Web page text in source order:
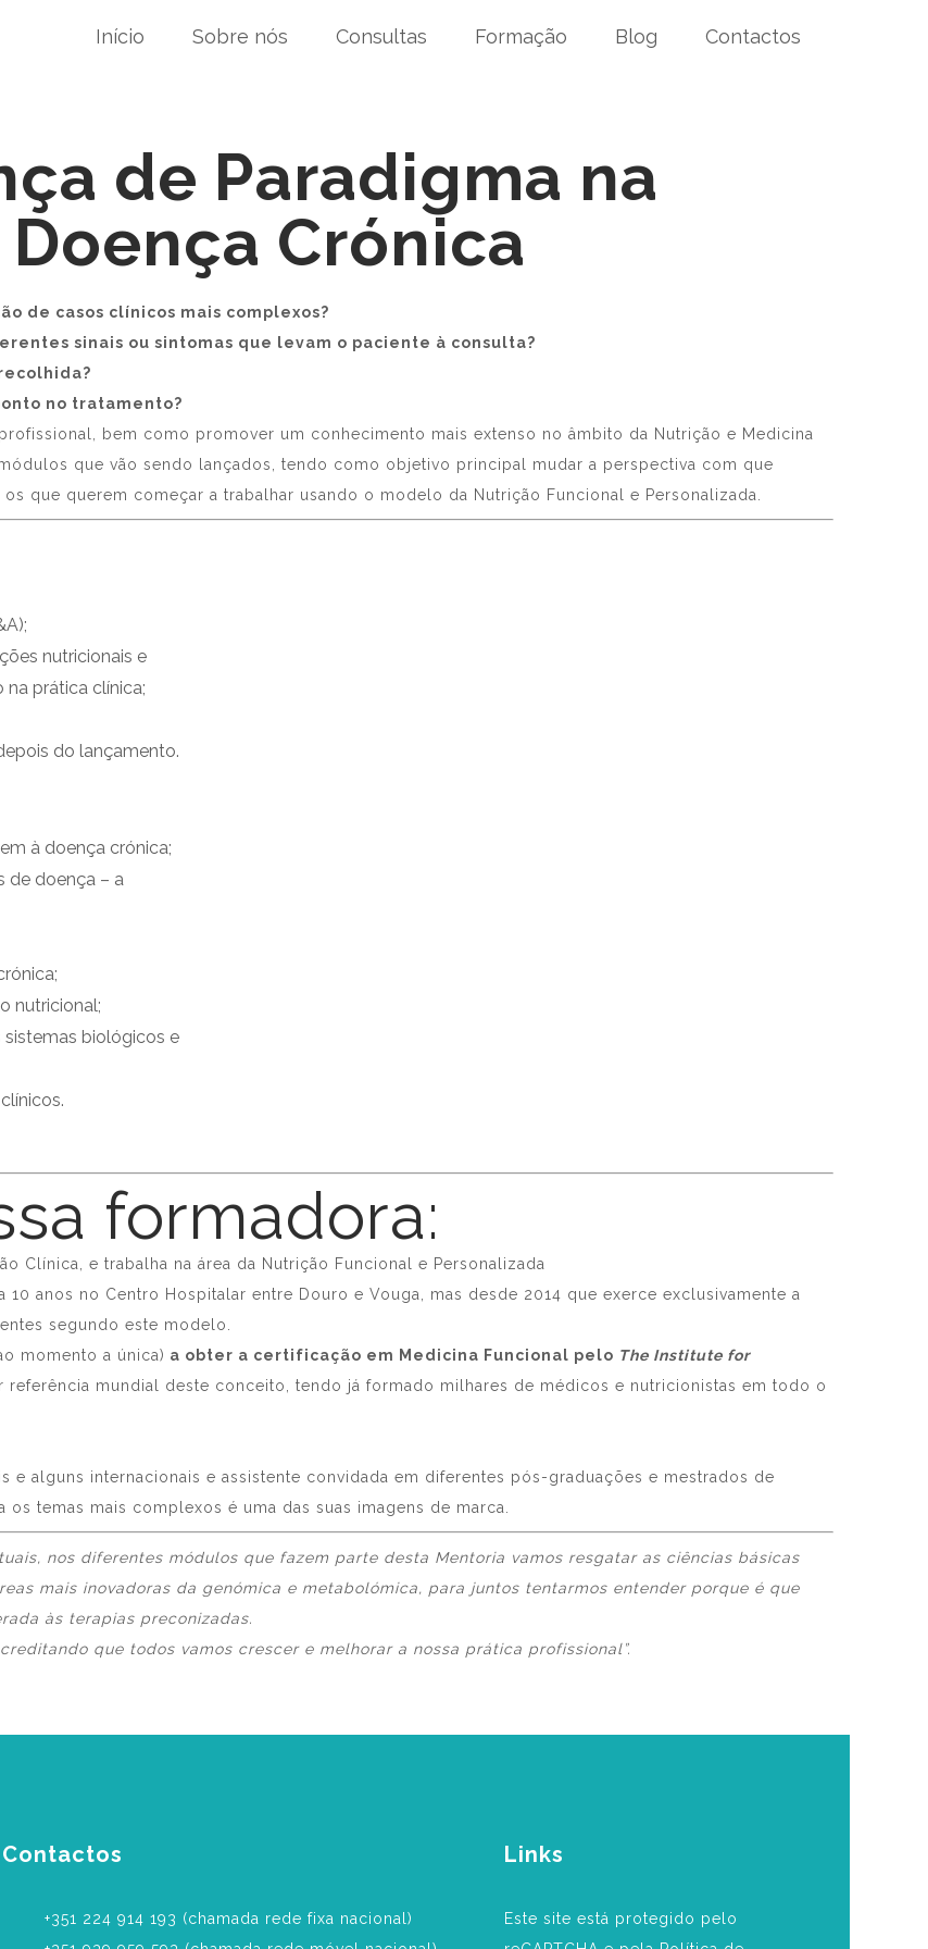
Início Sobre nós Consultas Formação Blog Contactos
de Paradigma na
Crónica
de casos clínicos mais complexos?
sinais ou sintomas que levam o paciente à consulta?
no tratamento?
bem como promover um conhecimento mais extenso no âmbito da Nutrição e Medicina
que vão sendo lançados, tendo como objetivo principal mudar a perspectiva com que
que querem começar a trabalhar usando o modelo da Nutrição Funcional e Personalizada.
nutricionais e
na prática clínica;
do lançamento.
à doença crónica;
de doença – a
nutricional;
biológicos e
formadora:
Clínica, e trabalha na área da Nutrição Funcional e Personalizada
anos no Centro Hospitalar entre Douro e Vouga, mas desde 2014 que exerce exclusivamente a
segundo este modelo.
momento a única) a obter a certificação em Medicina Funcional pelo The Institute for
referência mundial deste conceito, tendo já formado milhares de médicos e nutricionistas em todo o
e alguns internacionais e assistente convidada em diferentes pós-graduações e mestrados de
temas mais complexos é uma das suas imagens de marca.
nos diferentes módulos que fazem parte desta Mentoria vamos resgatar as ciências básicas
mais inovadoras da genómica e metabolómica, para juntos tentarmos entender porque é que
às terapias preconizadas.
que todos vamos crescer e melhorar a nossa prática profissional”.
Contactos
‎+351 224 914 193 (chamada rede fixa nacional)
Links
Este site está protegido pelo